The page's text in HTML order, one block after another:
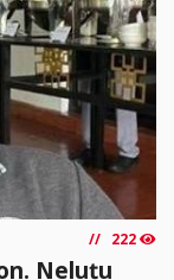
222
Neluțu